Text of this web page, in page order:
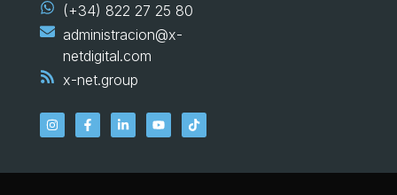
(+34) 822 27 25 80
administracion@x-
netdigital.com
x-net.group